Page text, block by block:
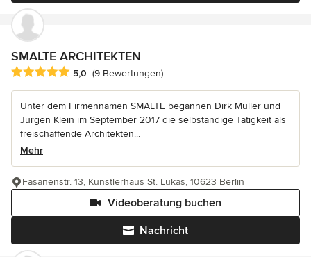
SMALTE ARCHITEKTEN
Durchschnittliche Bewertung: 5 von 5 Sternen
5,0 (9 Bewertungen)
Unter dem Firmennamen SMALTE begannen Dirk Müller und
Jürgen Klein im September 2017 die selbständige Tätigkeit als
freischaffende Architekten...
Mehr
Nachricht
Videoberatung buchen
Fasanenstr. 13, Künstlerhaus St. Lukas, 10623 Berlin